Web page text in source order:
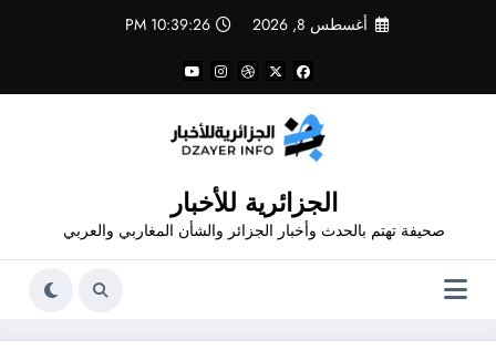
أغسطس 8, 2026 10:39:26 PM
الجزائرية للأخبار
صحيفة تهتم بالحدث وأخبار الجزائر والشأن المغاربي والعربي